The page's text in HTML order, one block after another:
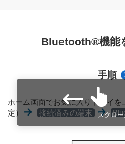
Bluetooth®機能
手順
ホーム画面でお気に入りトレイを
定）
接続済みの端末 スクロー